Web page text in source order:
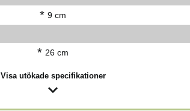
* 9 cm
* 26 cm
Visa utökade specifikationer